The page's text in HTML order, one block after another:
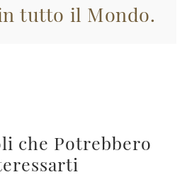
tutto il Mondo.
che Potrebbero